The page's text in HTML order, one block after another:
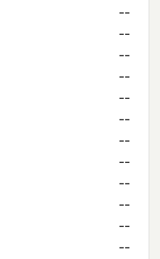
--
--
--
--
--
--
--
--
--
--
--
--